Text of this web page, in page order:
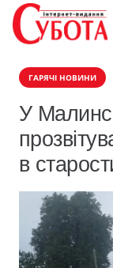
ГАРЯЧІ НОВИНИ
У
в